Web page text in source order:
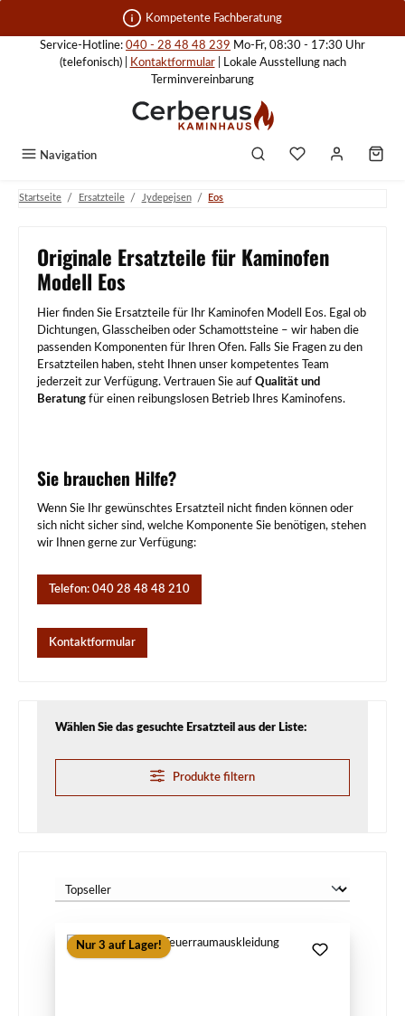
Zum Hauptinhalt springen Kompetente Fachberatung
Service-Hotline: 040 - 28 48 48 239 Mo-Fr, 08:30 - 17:30 Uhr
(telefonisch) |
Kontaktformular| Lokale Ausstellung nach
Terminvereinbarung
Navigation
Startseite / Ersatzteile / Jydepejsen / Eos
Originale Ersatzteile für Kaminofen
Modell Eos
Hier finden Sie Ersatzteile für Ihr Kaminofen Modell Eos. Egal ob
Dichtungen, Glasscheiben oder Schamottsteine – wir haben die
passenden Komponenten für Ihren Ofen. Falls Sie Fragen zu den
Ersatzteilen haben, steht Ihnen unser kompetentes Team
jederzeit zur Verfügung. Vertrauen Sie auf Qualität und
Beratung für einen reibungslosen Betrieb Ihres Kaminofens.
Sie brauchen Hilfe?
Wenn Sie Ihr gewünschtes Ersatzteil nicht finden können oder
sich nicht sicher sind, welche Komponente Sie benötigen, stehen
wir Ihnen gerne zur Verfügung:
Telefon: 040 28 48 48 210
Kontaktformular
Wählen Sie das gesuchte Ersatzteil aus der Liste:
Produkte filtern
Nur 3 auf Lager!